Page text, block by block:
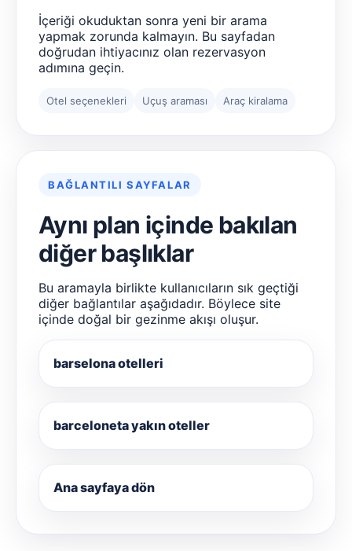
İçeriği okuduktan sonra yeni bir arama
yapmak zorunda kalmayın. Bu sayfadan
doğrudan ihtiyacınız olan rezervasyon
adımına geçin.
Otel seçenekleri Uçuş araması Araç kiralama
BAĞLANTILI SAYFALAR
Aynı plan içinde bakılan
diğer başlıklar
Bu aramayla birlikte kullanıcıların sık geçtiği
diğer bağlantılar aşağıdadır. Böylece site
içinde doğal bir gezinme akışı oluşur.
barselona otelleri
barceloneta yakın oteller
Ana sayfaya dön